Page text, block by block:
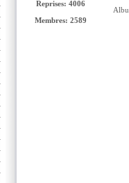
Reprises: 4006
Membres: 2589